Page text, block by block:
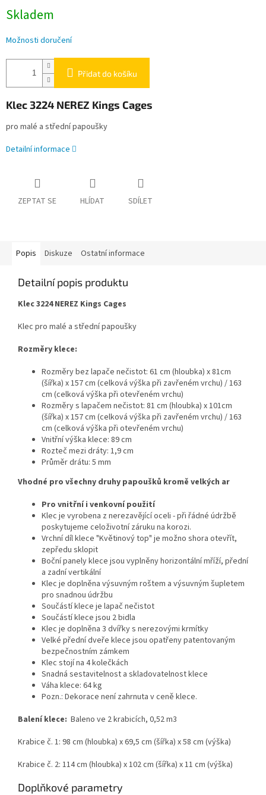
cena:
Skladem
Možnosti doručení
Přidat do košíku
Klec3224 NEREZ Kings Cages
pro malé a střední papoušky
Detailní informace
ZEPTAT SE HLÍDAT SDÍLET
Popis Diskuze Ostatní informace
Detailní popis produktu
Klec 3224 NEREZ Kings Cages
Klec pro malé a střední papoušky
Rozměry klece:
Rozměry bez lapače nečistot: 61 cm (hloubka) x 81cm
(šířka) x 157 cm (celková výška při zavřeném vrchu) / 163
cm (celková výška při otevřeném vrchu)
Rozměry s lapačem nečistot: 81 cm (hloubka) x 101cm
(šířka) x 157 cm (celková výška při zavřeném vrchu) / 163
cm (celková výška při otevřeném vrchu)
Vnitřní výška klece: 89 cm
Rozteč mezi dráty: 1,9 cm
Průměr drátu: 5 mm
Vhodné pro všechny druhy papoušků kromě velkých ar
Pro vnitřní i venkovní použití
Klec je vyrobena z nerezavějící oceli - při řádné údržbě
poskytujeme celoživotní záruku na korozi.
Vrchní díl klece "Květinový top" je možno shora otevřít,
zepředu sklopit
Boční panely klece jsou vyplněny horizontální mříží, přední
a zadní vertikální
Klec je doplněna výsuvným roštem a výsuvným šupletem
pro snadnou údržbu
Součástí klece je lapač nečistot
Součástí klece jsou 2 bidla
Klec je doplněna 3 dvířky s nerezovými krmítky
Velké přední dveře klece jsou opatřeny patentovaným
bezpečnostním zámkem
Klec stojí na 4 kolečkách
Snadná sestavitelnost a skladovatelnost klece
Váha klece: 64 kg
Pozn.: Dekorace není zahrnuta v ceně klece.
Balení klece: Baleno ve 2 krabicích, 0,52 m3
Krabice č. 1: 98 cm (hloubka) x 69,5 cm (šířka) x 58 cm (výška)
Krabice č. 2: 114 cm (hloubka) x 102 cm (šířka) x 11 cm (výška)
Doplňkové parametry